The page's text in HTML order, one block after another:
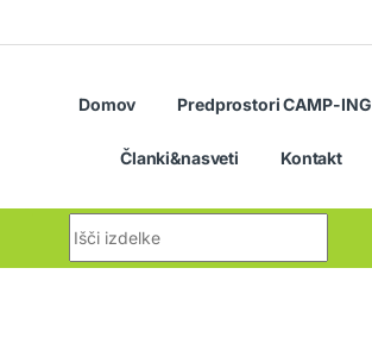
Domov Predprostori CAMP-ING
Članki&nasveti Kontakt